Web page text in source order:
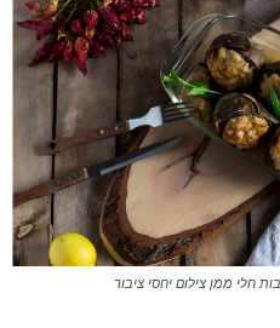
חלי ממן צילום יחסי ציבור